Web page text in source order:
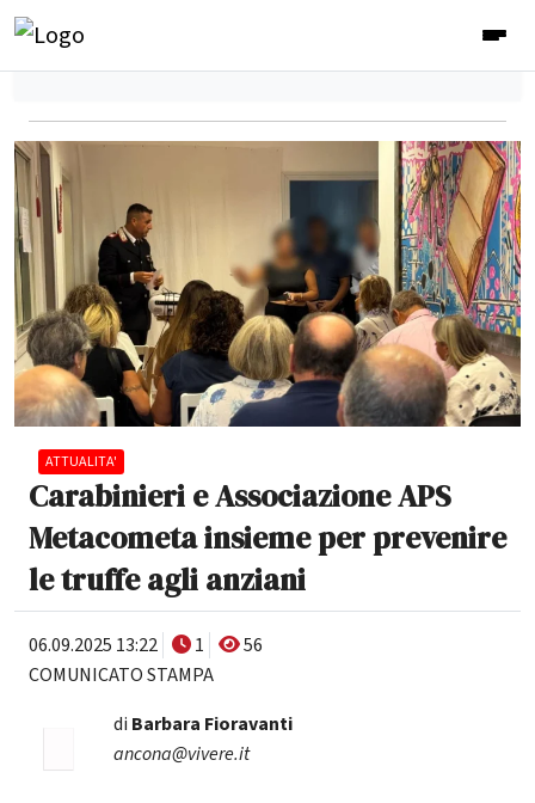
ATTUALITA'
Carabinieri e Associazione APS
Metacometa insieme per prevenire
le truffe agli anziani
06.09.2025 13:22 1
56
COMUNICATO STAMPA
di Barbara Fioravanti
ancona@vivere.it